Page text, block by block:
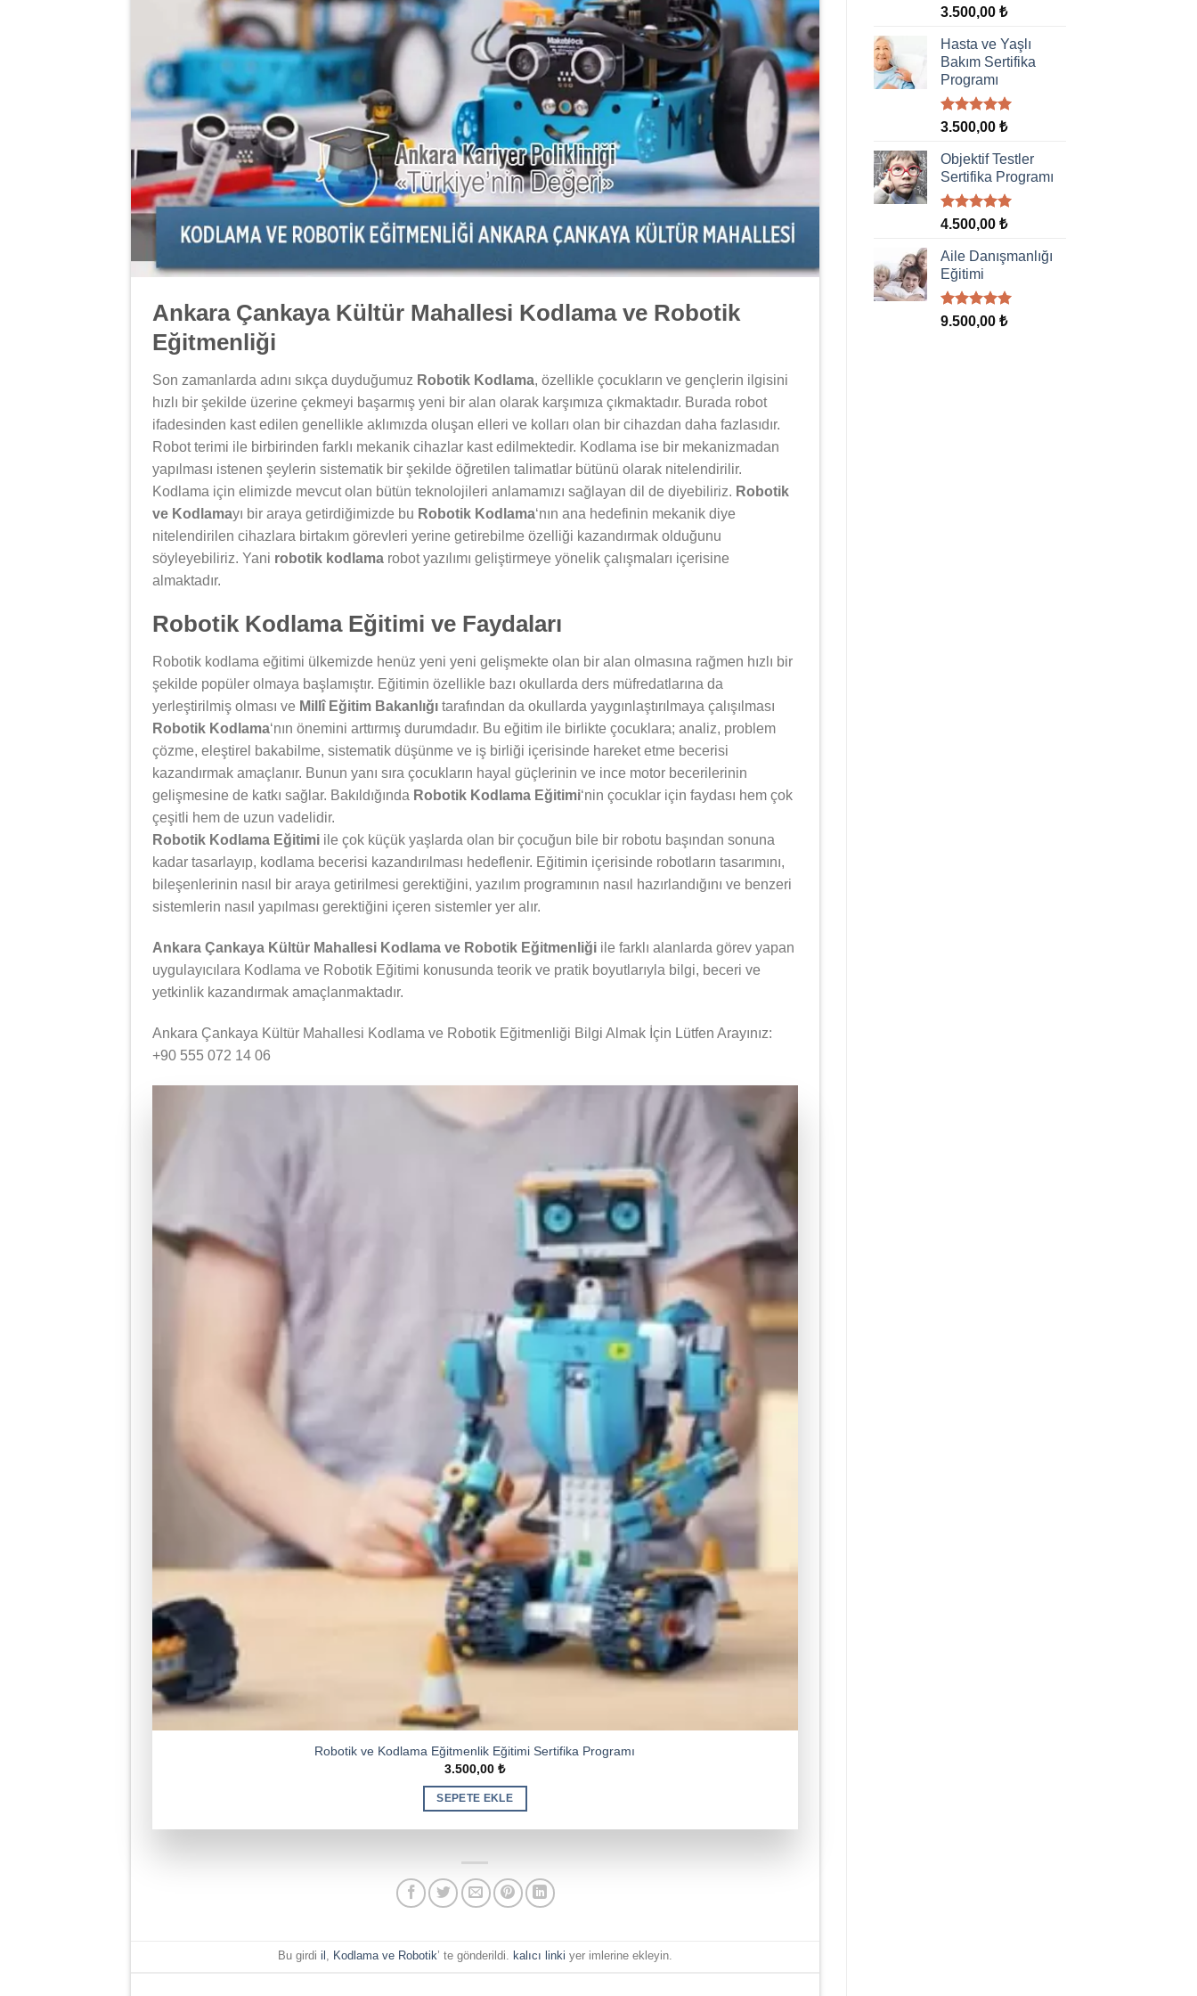
Ankara Çankaya Kültür Mahallesi Kodlama ve Robotik
Eğitmenliği
Son zamanlarda adını sıkça duyduğumuz Robotik Kodlama, özellikle çocukların ve gençlerin ilgisini
hızlı bir şekilde üzerine çekmeyi başarmış yeni bir alan olarak karşımıza çıkmaktadır. Burada robot
ifadesinden kast edilen genellikle aklımızda oluşan elleri ve kolları olan bir cihazdan daha fazlasıdır.
Robot terimi ile birbirinden farklı mekanik cihazlar kast edilmektedir. Kodlama ise bir mekanizmadan
yapılması istenen şeylerin sistematik bir şekilde öğretilen talimatlar bütünü olarak nitelendirilir.
Kodlama için elimizde mevcut olan bütün teknolojileri anlamamızı sağlayan dil de diyebiliriz. Robotik
ve Kodlamayı bir araya getirdiğimizde bu Robotik Kodlama‘nın ana hedefinin mekanik diye
nitelendirilen cihazlara birtakım görevleri yerine getirebilme özelliği kazandırmak olduğunu
söyleyebiliriz. Yani robotik kodlama robot yazılımı geliştirmeye yönelik çalışmaları içerisine
almaktadır.
Robotik Kodlama Eğitimi ve Faydaları
Robotik kodlama eğitimi ülkemizde henüz yeni yeni gelişmekte olan bir alan olmasına rağmen hızlı bir
şekilde popüler olmaya başlamıştır. Eğitimin özellikle bazı okullarda ders müfredatlarına da
yerleştirilmiş olması ve Millî Eğitim Bakanlığı tarafından da okullarda yaygınlaştırılmaya çalışılması
Robotik Kodlama‘nın önemini arttırmış durumdadır. Bu eğitim ile birlikte çocuklara; analiz, problem
çözme, eleştirel bakabilme, sistematik düşünme ve iş birliği içerisinde hareket etme becerisi
kazandırmak amaçlanır. Bunun yanı sıra çocukların hayal güçlerinin ve ince motor becerilerinin
gelişmesine de katkı sağlar. Bakıldığında Robotik Kodlama Eğitimi‘nin çocuklar için faydası hem çok
çeşitli hem de uzun vadelidir.
Robotik Kodlama Eğitimi ile çok küçük yaşlarda olan bir çocuğun bile bir robotu başından sonuna
kadar tasarlayıp, kodlama becerisi kazandırılması hedeflenir. Eğitimin içerisinde robotların tasarımını,
bileşenlerinin nasıl bir araya getirilmesi gerektiğini, yazılım programının nasıl hazırlandığını ve benzeri
sistemlerin nasıl yapılması gerektiğini içeren sistemler yer alır.
Ankara Çankaya Kültür Mahallesi Kodlama ve Robotik Eğitmenliği ile farklı alanlarda görev yapan
uygulayıcılara Kodlama ve Robotik Eğitimi konusunda teorik ve pratik boyutlarıyla bilgi, beceri ve
yetkinlik kazandırmak amaçlanmaktadır.
Ankara Çankaya Kültür Mahallesi Kodlama ve Robotik Eğitmenliği Bilgi Almak İçin Lütfen Arayınız:
+90 555 072 14 06
Robotik ve Kodlama Eğitmenlik Eğitimi Sertifika Programı
3.500,00₺
SEPETE EKLE
Bu girdi il , Kodlama ve Robotik’ te gönderildi. kalıcı linki yer imlerine ekleyin.
5 üzerinden
oy
aldı
3.500,00 ₺
Hasta ve Yaşlı
Bakım Sertifika
Programı
5 üzerinden
oy
aldı
3.500,00 ₺
Objektif Testler
Sertifika Programı
5 üzerinden
oy
aldı
4.500,00 ₺
Aile Danışmanlığı
Eğitimi
5 üzerinden
oy
9.500,00 ₺